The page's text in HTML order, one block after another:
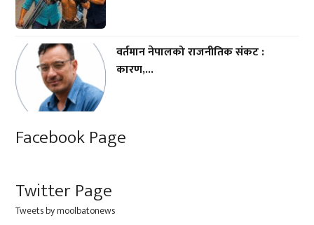
वर्तमान नेपालको राजनीतिक संकट :
कारण,...
Facebook Page
Twitter Page
Tweets by moolbatonews